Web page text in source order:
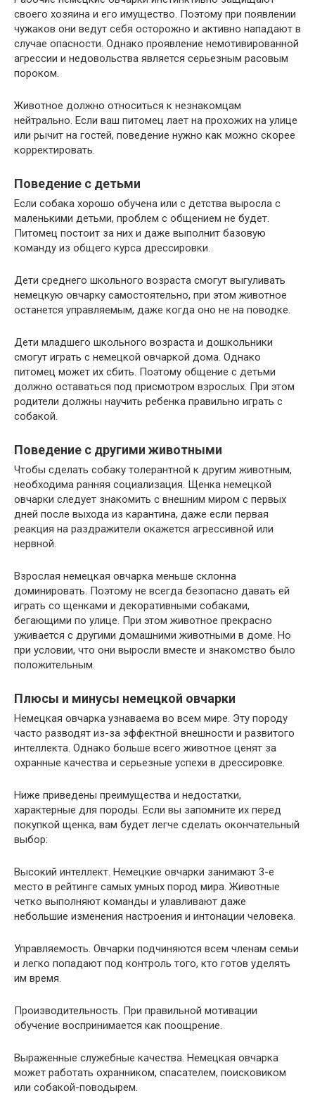
своего хозяина и его имущество. Поэтому при появлении
чужаков они ведут себя осторожно и активно нападают в
случае опасности. Однако проявление немотивированной
агрессии и недовольства является серьезным расовым
пороком.
Животное должно относиться к незнакомцам
нейтрально. Если ваш питомец лает на прохожих на улице
или рычит на гостей, поведение нужно как можно скорее
корректировать.
Поведение с детьми
Если собака хорошо обучена или с детства выросла с
маленькими детьми, проблем с общением не будет.
Питомец постоит за них и даже выполнит базовую
команду из общего курса дрессировки.
Дети среднего школьного возраста смогут выгуливать
немецкую овчарку самостоятельно, при этом животное
останется управляемым, даже когда оно не на поводке.
Дети младшего школьного возраста и дошкольники
смогут играть с немецкой овчаркой дома. Однако
питомец может их сбить. Поэтому общение с детьми
должно оставаться под присмотром взрослых. При этом
родители должны научить ребенка правильно играть с
собакой.
Поведение с другими животными
Чтобы сделать собаку толерантной к другим животным,
необходима ранняя социализация. Щенка немецкой
овчарки следует знакомить с внешним миром с первых
дней после выхода из карантина, даже если первая
реакция на раздражители окажется агрессивной или
нервной.
Взрослая немецкая овчарка меньше склонна
доминировать. Поэтому не всегда безопасно давать ей
играть со щенками и декоративными собаками,
бегающими по улице. При этом животное прекрасно
уживается с другими домашними животными в доме. Но
при условии, что они выросли вместе и знакомство было
положительным.
Плюсы и минусы немецкой овчарки
Немецкая овчарка узнаваема во всем мире. Эту породу
часто разводят из-за эффектной внешности и развитого
интеллекта. Однако больше всего животное ценят за
охранные качества и серьезные успехи в дрессировке.
Ниже приведены преимущества и недостатки,
характерные для породы. Если вы запомните их перед
покупкой щенка, вам будет легче сделать окончательный
выбор:
Высокий интеллект. Немецкие овчарки занимают 3-е
место в рейтинге самых умных пород мира. Животные
четко выполняют команды и улавливают даже
небольшие изменения настроения и интонации человека.
Управляемость. Овчарки подчиняются всем членам семьи
и легко попадают под контроль того, кто готов уделять
им время.
Производительность. При правильной мотивации
обучение воспринимается как поощрение.
Выраженные служебные качества. Немецкая овчарка
может работать охранником, спасателем, поисковиком
или собакой-поводырем.